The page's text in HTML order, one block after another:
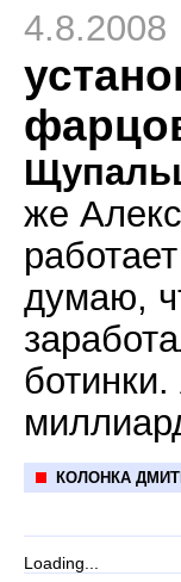
4.8.2008
же
думаю,
КОЛОНКА
Loading...